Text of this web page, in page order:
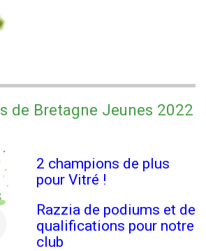
de Bretagne Jeunes 2022
2 champions de plus
pour Vitré !
Razzia de podiums et de
qualifications pour notre
club